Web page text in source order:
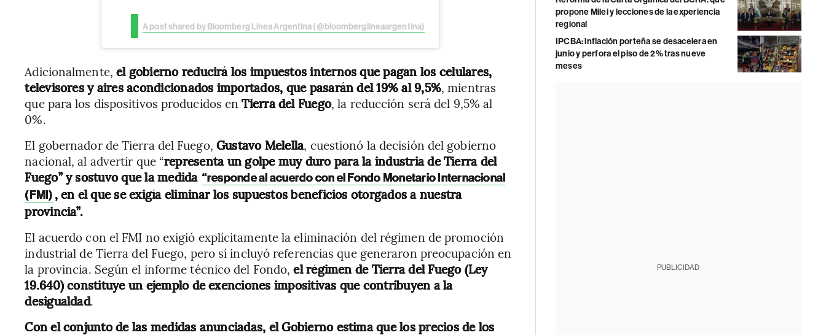
A post shared by Bloomberg Línea Argentina (@bloomberglineaargentina)
Adicionalmente, el gobierno reducirá los impuestos internos que pagan los celulares,
televisores y aires acondicionados importados, que pasarán del 19% al 9,5%, mientras
que para los dispositivos producidos enTierra del Fuego, la reducción será del 9,5% al
0%.
El gobernador de Tierra del Fuego, Gustavo Melella, cuestionó la decisión del gobierno
nacional, al advertir que “representa un golpe muy duro para la industria de Tierra del
Fuego” y sostuvo que la medida “responde al acuerdo con el Fondo Monetario Internacional
(FMI) , en el que se exigía eliminar los supuestos beneficios otorgados a nuestra
provincia”.
El acuerdo con el FMI no exigió explícitamente la eliminación del régimen de promoción
industrial de Tierra del Fuego, pero sí incluyó referencias que generaron preocupación en
la provincia. Según el informe técnico del Fondo,el régimen de Tierra del Fuego (Ley
19.640) constituye un ejemplo de exenciones impositivas que contribuyen a la
desigualdad.
Con el conjunto de las medidas anunciadas, el Gobierno estima que los precios de los
propone Milei y lecciones de la experiencia
regional
IPCBA: inflación porteña se desacelera en
junio y perfora el piso de 2% tras nueve
meses
PUBLICIDAD